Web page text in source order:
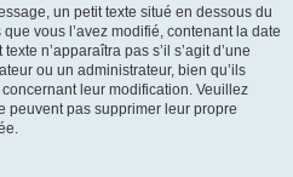
un petit texte situé en dessous du
vous l’avez modifié, contenant la date
n’apparaîtra pas s’il s’agit d’une
ou un administrateur, bien qu’ils
leur modification. Veuillez
peuvent pas supprimer leur propre